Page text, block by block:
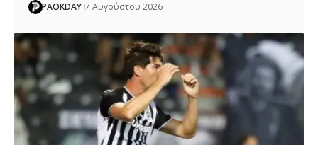
PAOKDAY 7 Αυγούστου 2026